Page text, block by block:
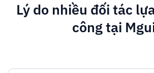
Lý do nhiều đối tác
công tại